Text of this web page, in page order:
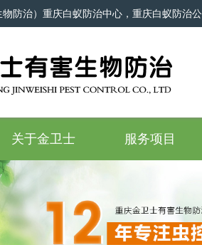
防治）重庆白蚁防治中心，重庆白蚁防治
关于金卫士 服务项目